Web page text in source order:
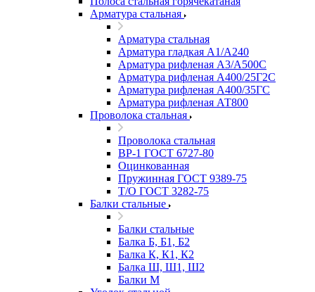
Арматура стальная
Арматура стальная
Арматура гладкая А1/А240
Арматура рифленая А3/А500С
Арматура рифленая А400/25Г2С
Арматура рифленая А400/35ГС
Арматура рифленая АТ800
Проволока стальная
Проволока стальная
ВР-1 ГОСТ 6727-80
Оцинкованная
Пружинная ГОСТ 9389-75
Т/О ГОСТ 3282-75
Балки стальные
Балки стальные
Балка Б, Б1, Б2
Балка К, К1, К2
Балка Ш, Ш1, Ш2
Балки М